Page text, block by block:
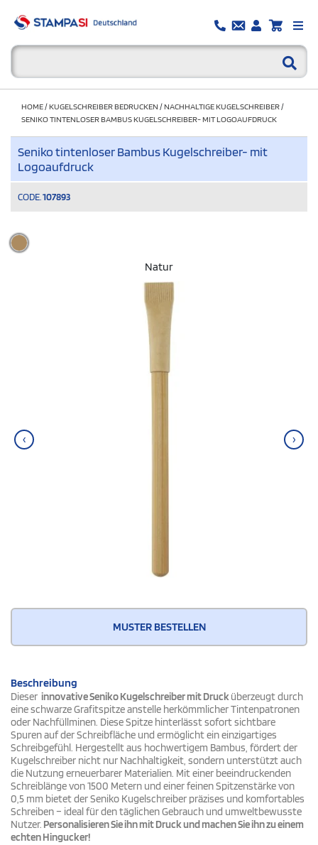
HOME/KUGELSCHREIBER BEDRUCKEN /NACHHALTIGE KUGELSCHREIBER/
SENIKO TINTENLOSER BAMBUS KUGELSCHREIBER- MIT LOGOAUFDRUCK
Seniko tintenloser Bambus Kugelschreiber- mit
Logoaufdruck
CODE. 107893
Natur
‹ ›
MUSTER BESTELLEN
Beschreibung
Dieser innovative Seniko Kugelschreiber mit Drucküberzeugt durch
eine schwarze Grafitspitze anstelle herkömmlicher Tintenpatronen
oder Nachfüllminen. Diese Spitze hinterlässt sofort sichtbare
Spuren auf der Schreibfläche und ermöglicht ein einzigartiges
Schreibgefühl. Hergestellt aus hochwertigem Bambus, fördert der
Kugelschreiber nicht nur Nachhaltigkeit, sondern unterstützt auch
die Nutzung erneuerbarer Materialien. Mit einer beeindruckenden
Schreiblänge von 1500 Metern und einer feinen Spitzenstärke von
0,5 mm bietet der Seniko Kugelschreiber präzises und komfortables
Schreiben – ideal für den täglichen Gebrauch und umweltbewusste
Nutzer. Personalisieren Sie ihn mit Druck und machen Sie ihn zu einem
echten Hingucker!